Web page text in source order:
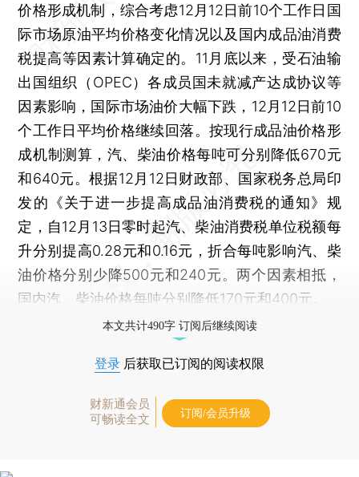
价格形成机制，综合考虑12月12日前10个工作日国
际市场原油平均价格变化情况以及国内成品油消费
税提高等因素计算确定的。11月底以来，受石油输
出国组织（OPEC）各成员国未就减产达成协议等
因素影响，国际市场油价大幅下跌，12月12日前10
个工作日平均价格继续回落。按现行成品油价格形
成机制测算，汽、柴油价格每吨可分别降低670元
和640元。根据12月12日财政部、国家税务总局印
发的《关于进一步提高成品油消费税的通知》规
定，自12月13日零时起汽、柴油消费税单位税额每
升分别提高0.28元和0.16元，折合每吨影响汽、柴
油价格分别少降500元和240元。两个因素相抵，
国内汽、柴油价格每吨分别降低170元和400元。
本文共计490字 订阅后继续阅读
登录 后获取已订阅的阅读权限
财新通会员
可畅读全文
订阅/会员升级